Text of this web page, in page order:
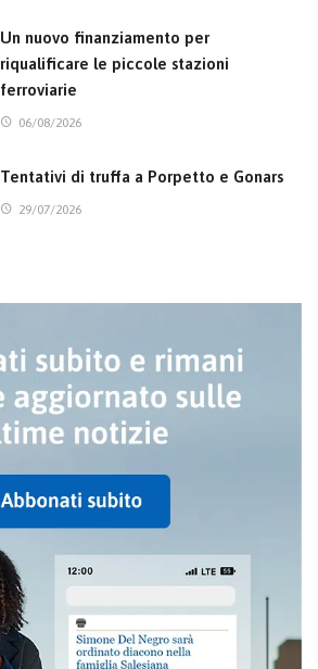
Un nuovo finanziamento per
riqualificare le piccole stazioni
ferroviarie
06/08/2026
Tentativi di truffa a Porpetto e Gonars
29/07/2026